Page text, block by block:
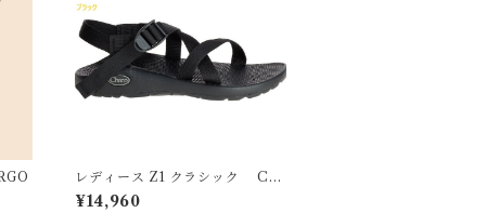
レディース Z1 クラシック CH
ACO チャコ
¥14,960